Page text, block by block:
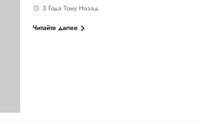
3 Года Тому Назад
Читайте далее